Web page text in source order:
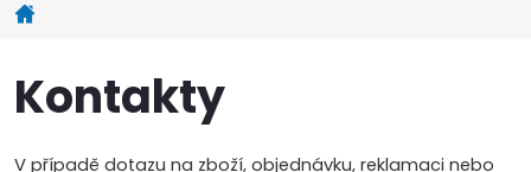
Domů
Kontakty
V případě dotazu na zboží, objednávku, reklamaci nebo